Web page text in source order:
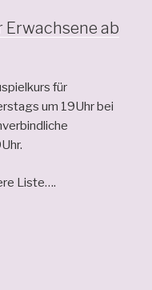
ab
für
um 19Uhr bei
Liste….